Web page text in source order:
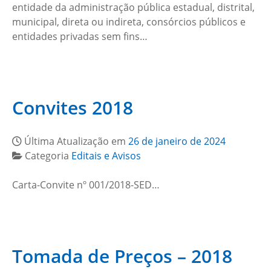
entidade da administração pública estadual, distrital,
municipal, direta ou indireta, consórcios públicos e
entidades privadas sem fins…
Convites 2018
Última Atualização em 26 de janeiro de 2024
Categoria Editais e Avisos
Carta-Convite nº 001/2018-SED…
Tomada de Preços – 2018